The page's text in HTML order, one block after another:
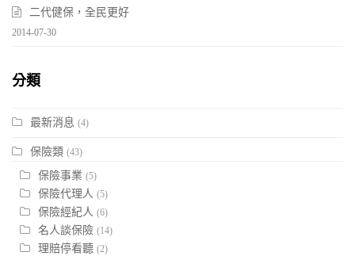
二代健保，全民更好
2014-07-30
分類
最新消息 (4)
保險類 (43)
保險事業 (5)
保險代理人 (5)
保險經紀人 (6)
名人談保險 (14)
理賠停看聽 (2)